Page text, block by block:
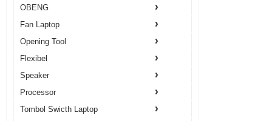
OBENG
Fan Laptop
Opening Tool
Flexibel
Speaker
Processor
Tombol Swicth Laptop